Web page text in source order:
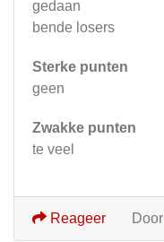
gedaan
bende losers
Sterke punten
geen
Zwakke punten
te veel
Door
Reageer